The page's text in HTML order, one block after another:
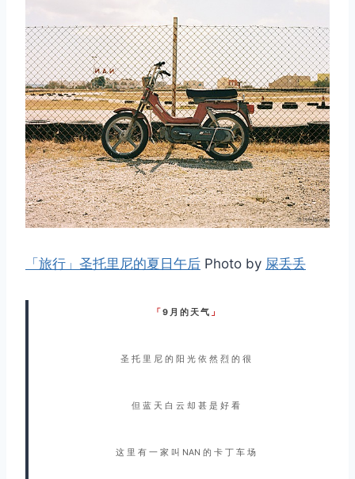
「旅行」圣托里尼的夏日午后 Photo by 屎丢丢
「9 月 的 天 气 」
圣 托 里 尼 的 阳 光 依 然 烈 的 很
但 蓝 天 白 云 却 甚 是 好 看
这 里 有 一 家 叫 NAN 的 卡 丁 车 场